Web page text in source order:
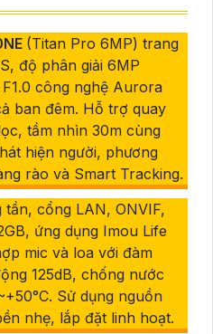
(Titan Pro 6MP) trang
độ phân giải 6MP
công nghệ Aurora
ban đêm. Hỗ trợ quay
tầm nhìn 30m cùng
hiện người, phương
rào và Smart Tracking.
cổng LAN, ONVIF,
ứng dụng Imou Life
mic và loa với đàm
125dB, chống nước
Sử dụng nguồn
nhẹ, lắp đặt linh hoạt.